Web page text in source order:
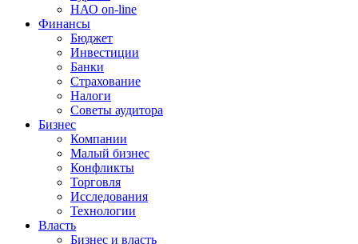
НАО on-line
Финансы
Бюджет
Инвестиции
Банки
Страхование
Налоги
Советы аудитора
Бизнес
Компании
Малый бизнес
Конфликты
Торговля
Исследования
Технологии
Власть
Бизнес и власть